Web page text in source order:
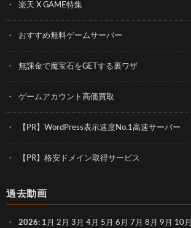
楽天 X GAME特集
おすすめ無料ゲームサーバー
無課金で魔宝石をGETする裏ワザ
ゲームアカウント高価買取
【PR】WordPress表示速度No.1高速サーバー
【PR】格安ドメイン取得サービス
過去動画
2026: 1月 2月 3月 4月 5月 6月 7月 8月 9月 10月